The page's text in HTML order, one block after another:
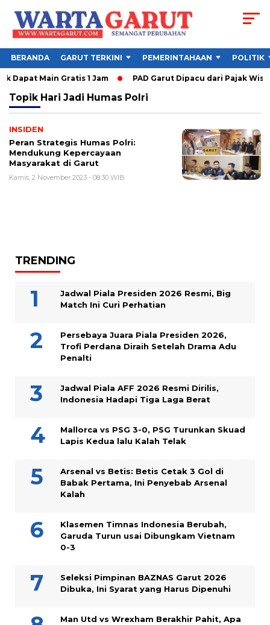
BERANDA GARUT TERKINI PEMERINTAHAAN POLITIK
Main Gratis 1 Jam PAD Garut Dipacu dari Pajak
Topik Hari Jadi Humas Polri
INSIDEN
Peran Strategis Humas Polri:
Mendukung Kepercayaan
Masyarakat di Garut
Kamis, 2 November 2023 - 08:30 WIB
TRENDING
Jadwal Piala Presiden 2026 Resmi, Big
Match Ini Curi Perhatian
Persebaya Juara Piala Presiden 2026,
Trofi Perdana Diraih Setelah Drama Adu
Penalti
Jadwal Piala AFF 2026 Resmi Dirilis,
Indonesia Hadapi Tiga Laga Berat
Mallorca vs PSG 3-0, PSG Turunkan Skuad
Lapis Kedua lalu Kalah Telak
Arsenal vs Betis: Betis Cetak 3 Gol di
Babak Pertama, Ini Penyebab Arsenal
Kalah
Klasemen Timnas Indonesia Berubah,
Garuda Turun usai Dibungkam Vietnam
0-3
Seleksi Pimpinan BAZNAS Garut 2026
Dibuka, Ini Syarat yang Harus Dipenuhi
Man Utd vs Wrexham Berakhir Pahit, Apa